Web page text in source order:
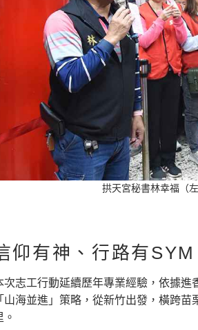
拱天宮秘書林幸福（
仰有神、行路有
次志工行動延續歷年專業經驗，依據
「山海並進」策略，從新竹出發，橫跨
。